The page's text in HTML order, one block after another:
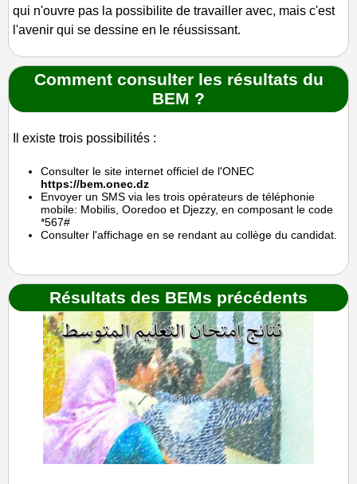
qui n'ouvre pas la possibilite de travailler avec, mais c'est
l'avenir qui se dessine en le réussissant.
Comment consulter les résultats du
BEM ?
Il existe trois possibilités :
Consulter le site internet officiel de l'ONEC
https://bem.onec.dz
Envoyer un SMS via les trois opérateurs de téléphonie
mobile: Mobilis, Ooredoo et Djezzy, en composant le code
*567#
Consulter l'affichage en se rendant au collège du candidat.
Résultats des BEMs précédents